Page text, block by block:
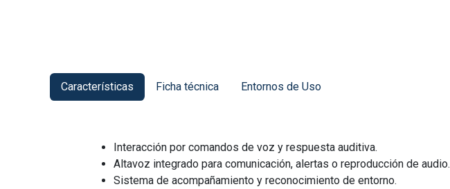
Características Ficha técnica Entornos de Uso
Interacción por comandos de voz y respuesta auditiva.
Altavoz integrado para comunicación, alertas o reproducción de audio.
Sistema de acompañamiento y reconocimiento de entorno.